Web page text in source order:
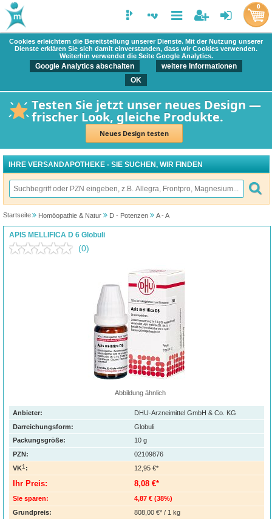
Cookies erleichtern die Bereitstellung unserer Dienste. Mit der Nutzung unserer
Dienste erklären Sie sich damit einverstanden, dass wir Cookies verwenden.
Weiterhin verwendet die Seite Google Analytics.
Google Analytics abschalten
weitere Informationen
OK
Testen Sie jetzt unser neues Design —
frischer Look, gleiche Produkte.
Neues Design testen
0
IHRE VERSANDAPOTHEKE - SIE SUCHEN, WIR FINDEN
Startseite Homöopathie & Natur D - Potenzen A - A
APIS MELLIFICA D 6 Globuli
(0)
Abbildung ähnlich
Anbieter:
DHU-Arzneimittel GmbH & Co. KG
Darreichungsform:
Globuli
Packungsgröße:
10 g
PZN:
02109876
VK1: 12,95 €*
Ihr Preis: 8,08 €*
Sie sparen: 4,87 € (38%)
Grundpreis:
808,00 €* / 1 kg